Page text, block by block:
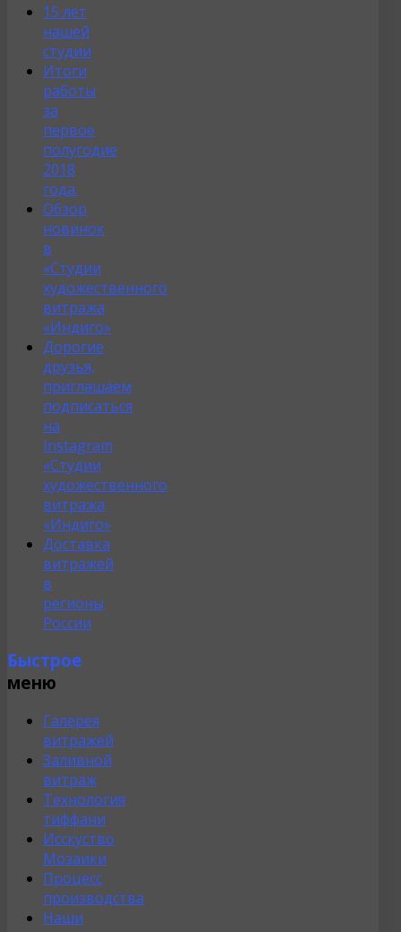
15 лет
нашей
студии
Итоги
работы
за
первое
полугодие
2018
года.
Обзор
новинок
в
«Студии
художественного
витража
«Индиго»
Дорогие
друзья,
приглашаем
подписаться
на
Instagram
«Студии
художественного
витража
«Индиго»
Доставка
витражей
в
регионы
России
Быстрое
меню
Галерея
витражей
Заливной
витраж
Технология
тиффани
Исскуство
Мозаики
Процесс
производства
Наши